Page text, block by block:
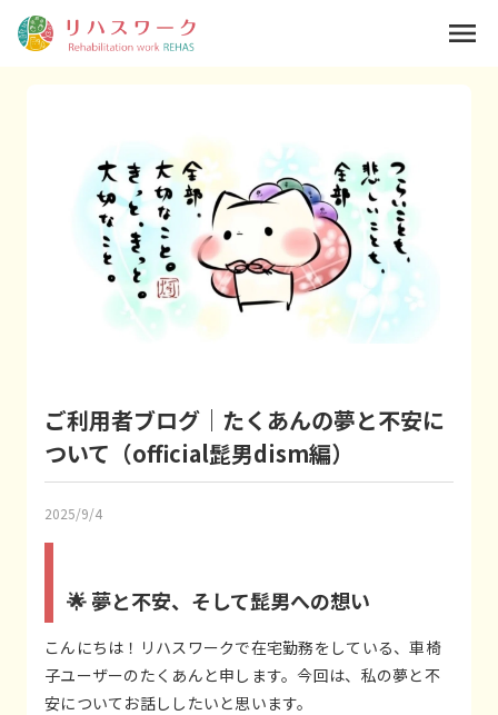
ご利用者ブログ｜たくあんの夢と不安に
ついて（official髭男dism編）
2025/9/4
🌟 夢と不安、そして髭男への想い
こんにちは！リハスワークで在宅勤務をしている、車椅
子ユーザーのたくあんと申します。今回は、私の夢と不
安についてお話ししたいと思います。
menu